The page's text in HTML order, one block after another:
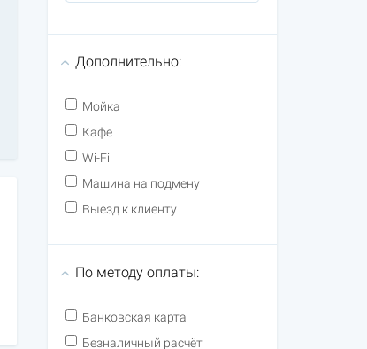
Дополнительно:
Мойка
Кафе
Wi-Fi
Машина на подмену
Выезд к клиенту
По методу оплаты:
Банковская карта
Безналичный расчёт